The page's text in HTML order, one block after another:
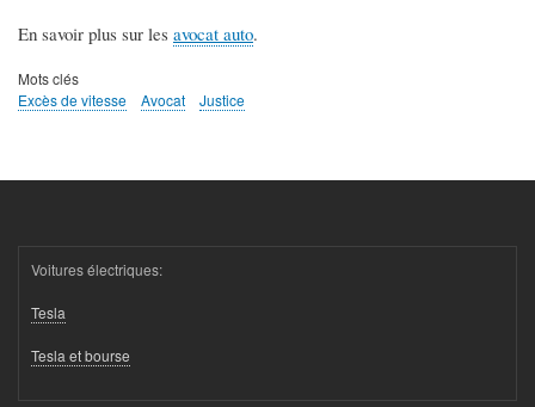
En savoir plus sur les avocat auto.
Mots clés
Excès de vitesse
Avocat Justice
Voitures électriques:
Tesla
Tesla et bourse